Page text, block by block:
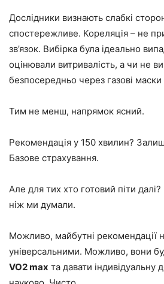
Дослідники визнають слабкі
спостережливе. Кореляція – не
зв’язок. Вибірка була ідеально
оцінювали витривалість, а чи не
безпосередньо через газові маски
Тим не менш, напрямок ясний.
Рекомендація у 150 хвилин?
Базове страхування.
Але для тих хто готовий піти
ніж ми думали.
Можливо, майбутні рекомендації
універсальними. Можливо, вони
VO2 max та давати індивідуальну